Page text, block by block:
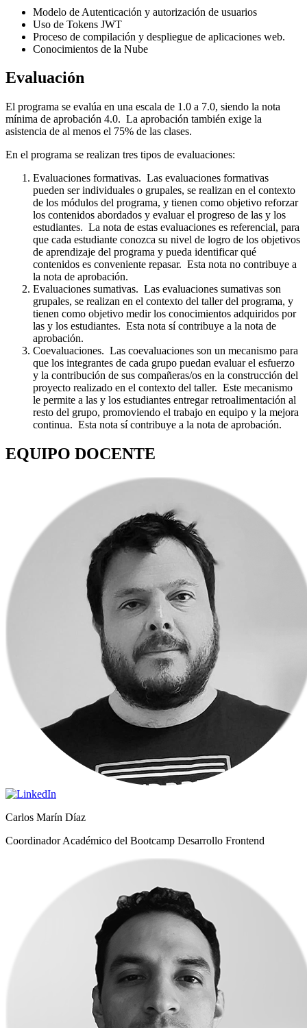
Modelo de Autenticación y autorización de usuarios
Uso de Tokens JWT
Proceso de compilación y despliegue de aplicaciones web.
Conocimientos de la Nube
Evaluación
El programa se evalúa en una escala de 1.0 a 7.0, siendo la nota
mínima de aprobación 4.0. La aprobación también exige la
asistencia de al menos el 75% de las clases.
En el programa se realizan tres tipos de evaluaciones:
Evaluaciones formativas. Las evaluaciones formativas
pueden ser individuales o grupales, se realizan en el contexto
de los módulos del programa, y tienen como objetivo reforzar
los contenidos abordados y evaluar el progreso de las y los
estudiantes. La nota de estas evaluaciones es referencial, para
que cada estudiante conozca su nivel de logro de los objetivos
de aprendizaje del programa y pueda identificar qué
contenidos es conveniente repasar. Esta nota no contribuye a
la nota de aprobación.
Evaluaciones sumativas. Las evaluaciones sumativas son
grupales, se realizan en el contexto del taller del programa, y
tienen como objetivo medir los conocimientos adquiridos por
las y los estudiantes. Esta nota sí contribuye a la nota de
aprobación.
Coevaluaciones. Las coevaluaciones son un mecanismo para
que los integrantes de cada grupo puedan evaluar el esfuerzo
y la contribución de sus compañeras/os en la construcción del
proyecto realizado en el contexto del taller. Este mecanismo
le permite a las y los estudiantes entregar retroalimentación al
resto del grupo, promoviendo el trabajo en equipo y la mejora
continua. Esta nota sí contribuye a la nota de aprobación.
EQUIPO DOCENTE
Carlos Marín Díaz
Coordinador Académico del Bootcamp Desarrollo Frontend